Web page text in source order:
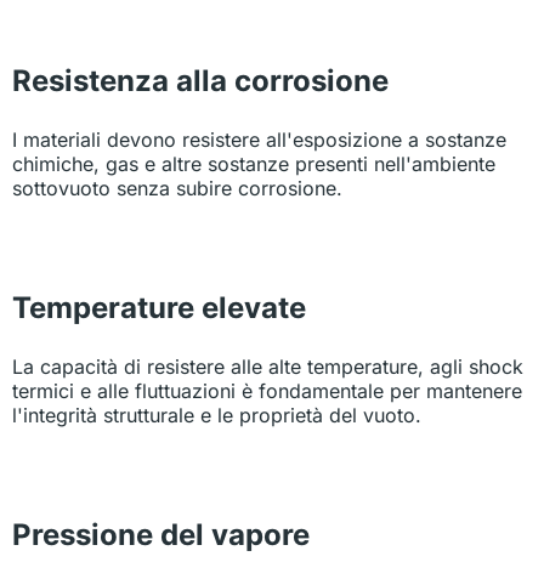
Resistenza alla corrosione
I materiali devono resistere all'esposizione a sostanze
chimiche, gas e altre sostanze presenti nell'ambiente
sottovuoto senza subire corrosione.
Temperature elevate
La capacità di resistere alle alte temperature, agli shock
termici e alle fluttuazioni è fondamentale per mantenere
l'integrità strutturale e le proprietà del vuoto.
Pressione del vapore